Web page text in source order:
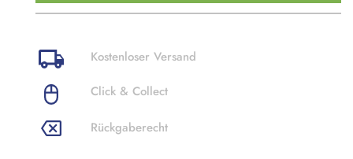
Kostenloser Versand
Click & Collect
Rückgaberecht